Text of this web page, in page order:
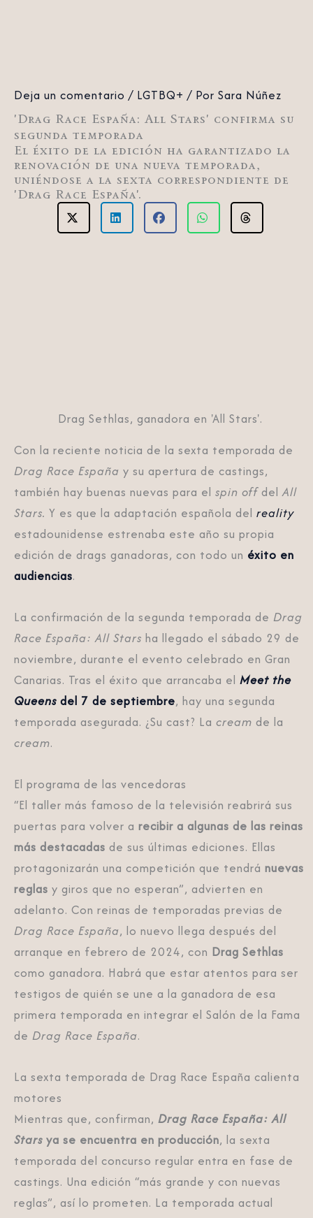
Deja un comentario / LGTBQ+ / Por Sara Núñez
'Drag Race España: All Stars' confirma su
segunda temporada
El éxito de la edición ha garantizado la
renovación de una nueva temporada,
uniéndose a la sexta correspondiente de
'Drag Race España'.
Drag Sethlas, ganadora en 'All Stars'.
Con la reciente noticia de la sexta temporada de
Drag Race España y su apertura de castings,
también hay buenas nuevas para el spin offdelAll
Stars. Y es que la adaptación española del reality
estadounidense estrenaba este año su propia
edición de drags ganadoras, con todo un éxito en
audiencias.
La confirmación de la segunda temporada de Drag
Race España: All Stars ha llegado el sábado 29 de
noviembre, durante el evento celebrado en Gran
Canarias. Tras el éxito que arrancaba el Meet the
Queens del 7 de septiembre, hay una segunda
temporada asegurada. ¿Su cast? La cream de la
cream.
El programa de las vencedoras
“El taller más famoso de la televisión reabrirá sus
puertas para volver a recibir a algunas de las reinas
más destacadas de sus últimas ediciones. Ellas
protagonizarán una competición que tendrá nuevas
reglas y giros que no esperan”, advierten en
adelanto. Con reinas de temporadas previas de
Drag Race España, lo nuevo llega después del
arranque en febrero de 2024, con Drag Sethlas
como ganadora. Habrá que estar atentos para ser
testigos de quién se une a la ganadora de esa
primera temporada en integrar el Salón de la Fama
de Drag Race España.
La sexta temporada de Drag Race España calienta
motores
Mientras que, confirman, Drag Race España: All
Stars ya se encuentra en producción, la sexta
temporada del concurso regular entra en fase de
castings. Una edición “más grande y con nuevas
reglas”, así lo prometen. La temporada actual